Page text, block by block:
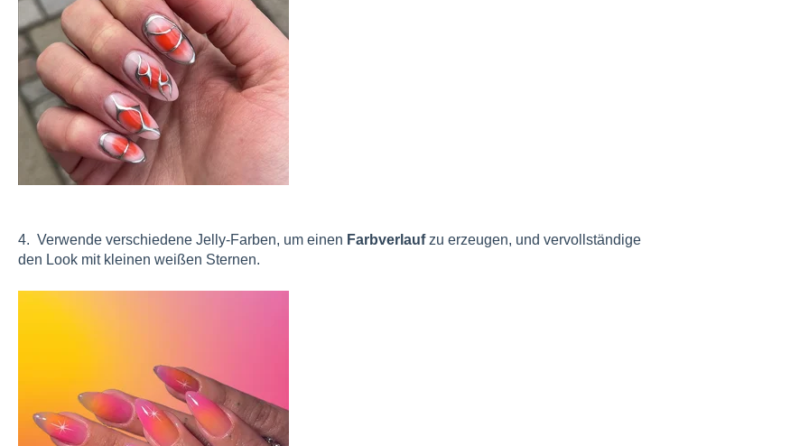
4. Verwende verschiedene Jelly-Farben, um einen Farbverlauf zu erzeugen, und vervollständige
den Look mit kleinen weißen Sternen.